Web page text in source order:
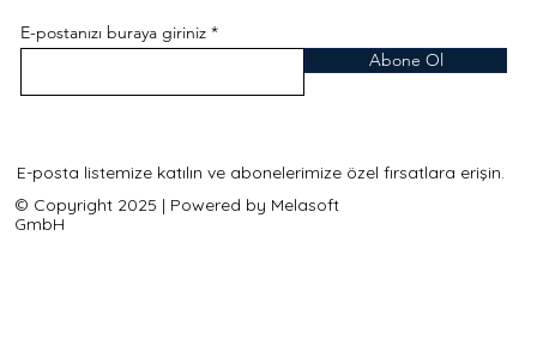
E-postanızı buraya giriniz
Abone Ol
E-posta listemize katılın ve abonelerimize özel fırsatlara erişin.
© Copyright 2025 | Powered by Melasoft
GmbH